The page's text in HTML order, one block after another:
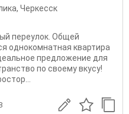
, Черкесск
переулок. Общей
однокомнатная квартира
предложение для
по своему вкусу!